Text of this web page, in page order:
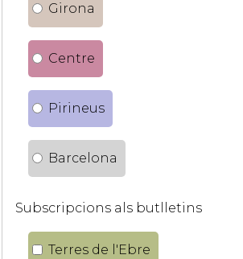
Girona
Centre
Pirineus
Barcelona
Subscripcions als butlletins
Terres de l'Ebre